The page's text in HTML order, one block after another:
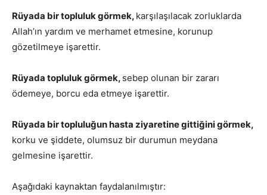
Rüyada bir topluluk görmek, karşılaşılacak zorluklarda
Allah’ın yardım ve merhamet etmesine, korunup
gözetilmeye işarettir.
Rüyada topluluk görmek, sebep olunan bir zararı
ödemeye, borcu eda etmeye işarettir.
Rüyada bir topluluğun hasta ziyaretine gittiğini görmek,
korku ve şiddete, olumsuz bir durumun meydana
gelmesine işarettir.
Aşağıdaki kaynaktan faydalanılmıştır: